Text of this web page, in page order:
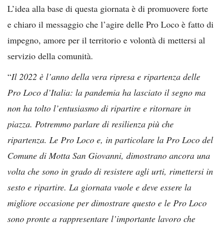
L’idea alla base di questa giornata è di promuovere forte
e chiaro il messaggio che l’agire delle Pro Loco è fatto di
impegno, amore per il territorio e volontà di mettersi al
servizio della comunità.
“Il 2022 è l’anno della vera ripresa e ripartenza delle
Pro Loco d’Italia: la pandemia ha lasciato il segno ma
non ha tolto l’entusiasmo di ripartire e ritornare in
piazza. Potremmo parlare di resilienza più che
ripartenza. Le Pro Loco e, in particolare la Pro Loco del
Comune di Motta San Giovanni, dimostrano ancora una
volta che sono in grado di resistere agli urti, rimettersi in
sesto e ripartire. La giornata vuole e deve essere la
migliore occasione per dimostrare questo e le Pro Loco
sono pronte a rappresentare l’importante lavoro che